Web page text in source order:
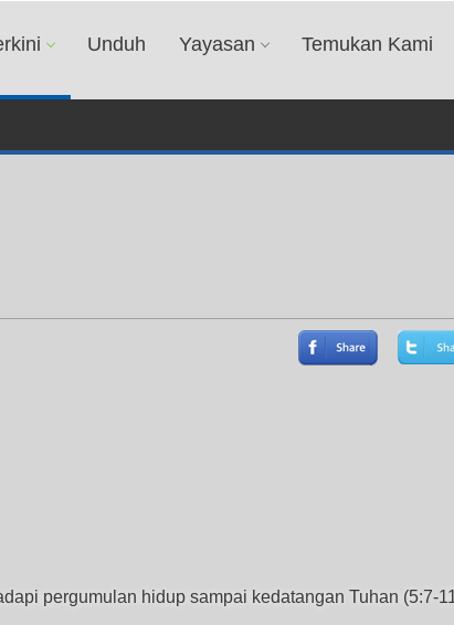
Unduh Yayasan Temukan Kami
pergumulan hidup sampai kedatangan Tuhan (5:7-